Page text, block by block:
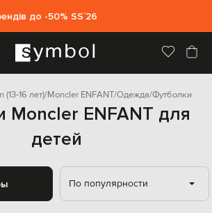
до -50% SS`26
(13-16 лет) Moncler ENFANT Одежда Футболки
Moncler ENFANT для
детей
По популярности